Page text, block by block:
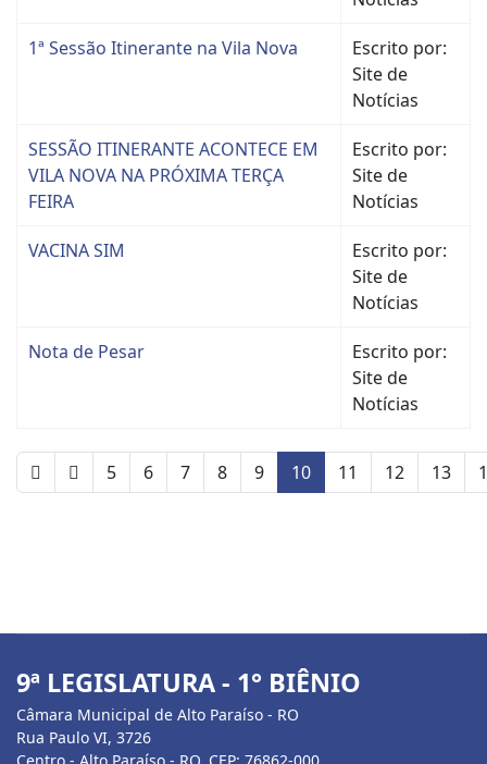
1ª Sessão Itinerante na Vila Nova
Escrito por:
Site de
Notícias
SESSÃO ITINERANTE ACONTECE EM
VILA NOVA NA PRÓXIMA TERÇA
FEIRA
Escrito por:
Site de
Notícias
VACINA SIM
Escrito por:
Site de
Notícias
Nota de Pesar
Escrito por:
Site de
Notícias
5 6 7 8 9 10 11 12 13
9ª LEGISLATURA - 1° BIÊNIO
Câmara Municipal de Alto Paraíso - RO
Rua Paulo VI, 3726